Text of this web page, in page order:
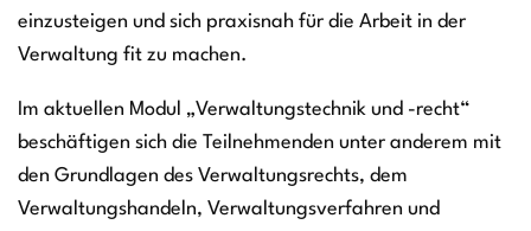
einzusteigen und sich praxisnah für die Arbeit in der
Verwaltung fit zu machen.
Im aktuellen Modul „Verwaltungstechnik und -recht“
beschäftigen sich die Teilnehmenden unter anderem mit
den Grundlagen des Verwaltungsrechts, dem
Verwaltungshandeln, Verwaltungsverfahren und